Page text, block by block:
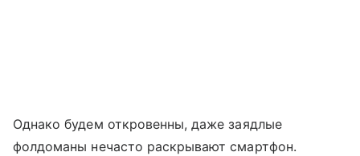
Однако будем откровенны, даже заядлые
фолдоманы нечасто раскрывают смартфон.